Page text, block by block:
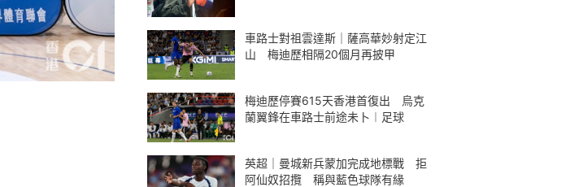
車路士對祖雲達斯｜薩高華妙射定江
山 梅迪歷相隔20個月再披甲
梅迪歷停賽615天香港首復出 烏克
蘭翼鋒在車路士前途未卜︱足球
英超｜曼城新兵蒙加完成地標戰 拒
阿仙奴招攬 稱與藍色球隊有緣